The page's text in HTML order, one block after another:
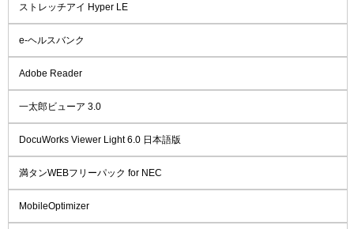
ストレッチアイ Hyper LE
e-ヘルスバンク
Adobe Reader
一太郎ビューア 3.0
DocuWorks Viewer Light 6.0 日本語版
満タンWEBフリーパック for NEC
MobileOptimizer